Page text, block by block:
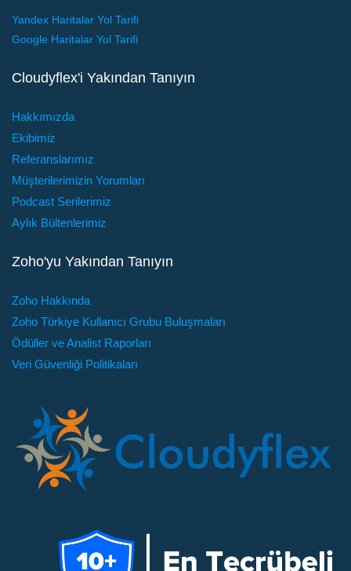
Yandex Haritalar Yol Tarifi
Google Haritalar Yol Tarifi
Cloudyflex'i Yakından Tanıyın
Hakkımızda
Ekibimiz
Referanslarımız
Müşterilerimizin Yorumları
Podcast Serilerimiz
Aylık Bültenlerimiz
Zoho'yu Yakından Tanıyın
Zoho Hakkında
Zoho Türkiye Kullanıcı Grubu Buluşmaları
Ödüller ve Analist Raporları
Veri Güvenliği Politikaları